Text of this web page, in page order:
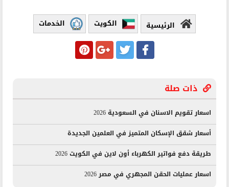
الرئيسية الكويت الخدمات
ذات صلة
اسعار تقويم الاسنان في السعودية 2026
أسعار شقق الإسكان المتميز في العلمين الجديدة
طريقة دفع فواتير الكهرباء أون لاين في الكويت 2026
اسعار عمليات الحقن المجهري في مصر 2026